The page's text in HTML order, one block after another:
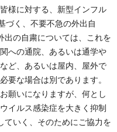
様に対する、新型インフル
づく、不要不急の外出自
出の自粛については、これを
への通院、あるいは通学や
ど、あるいは屋内、屋外で
要な場合は別であります。
願いになりますが、何とし
イルス感染症を大きく抑制
ていく、そのためにご協力を